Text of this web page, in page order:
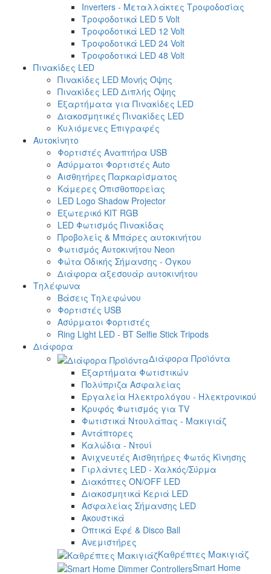
Inverters - Μεταλλάκτες Τροφοδοσίας
Τροφοδοτικά LED 5 Volt
Τροφοδοτικά LED 12 Volt
Τροφοδοτικά LED 24 Volt
Τροφοδοτικά LED 48 Volt
Πινακίδες LED
Πινακίδες LED Μονής Όψης
Πινακίδες LED Διπλής Όψης
Εξαρτήματα για Πινακίδες LED
Διακοσμητικές Πινακίδες LED
Κυλιόμενες Επιγραφές
Αυτοκίνητο
Φορτιστές Αναπτήρα USB
Ασύρματοι Φορτιστές Auto
Αισθητήρες Παρκαρίσματος
Κάμερες Οπισθοπορείας
LED Logo Shadow Projector
Εξωτερικό ΚΙΤ RGB
LED Φωτισμός Πινακίδας
Προβολείς & Μπάρες αυτοκινήτου
Φωτισμός Αυτοκινήτου Neon
Φώτα Οδικής Σήμανσης - Όγκου
Διάφορα αξεσουάρ αυτοκινήτου
Τηλέφωνα
Βάσεις Τηλεφώνου
Φορτιστές USB
Ασύρματοι Φορτιστές
Ring Light LED - BT Selfie Stick Tripods
Διάφορα
Διάφορα Προϊόντα
Εξαρτήματα Φωτιστικών
Πολύπριζα Ασφαλείας
Εργαλεία Ηλεκτρολόγου - Ηλεκτρονικού
Κρυφός Φωτισμός για TV
Φωτιστικά Ντουλάπας - Μακιγιάζ
Αντάπτορες
Καλώδια - Ντουί
Ανιχνευτές Αισθητήρες Φωτός Κίνησης
Γιρλάντες LED - Χαλκός/Σύρμα
Διακόπτες ON/OFF LED
Διακοσμητικά Κεριά LED
Ασφαλείας Σήμανσης LED
Ακουστικά
Οπτικά Εφέ & Disco Ball
Ανεμιστήρες
Καθρέπτες Μακιγιάζ
Smart Home